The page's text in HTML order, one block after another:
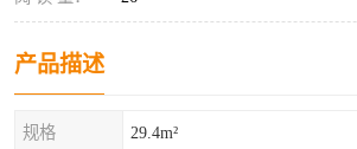
产品描述
规格 29.4m²